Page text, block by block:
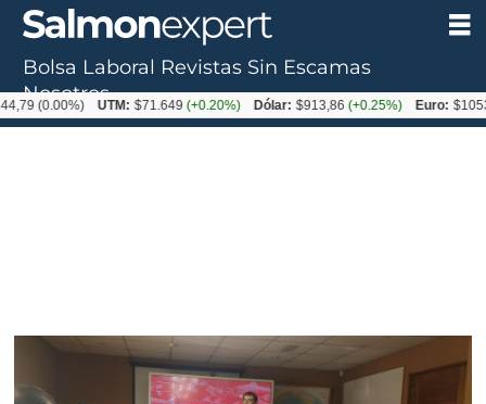
Bolsa Laboral Revistas Sin Escamas
Nosotros
(0.00%) UTM: $71.649(+0.20%) Dólar: $913,86(+0.25%) Euro: $1053,08